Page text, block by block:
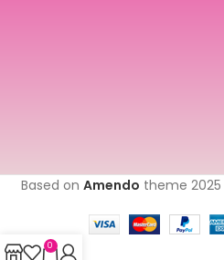
Based on Amendo theme 2025
0